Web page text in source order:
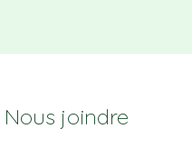
Nous joindre